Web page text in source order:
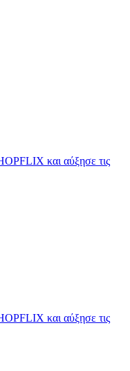
και αύξησε τις
και αύξησε τις